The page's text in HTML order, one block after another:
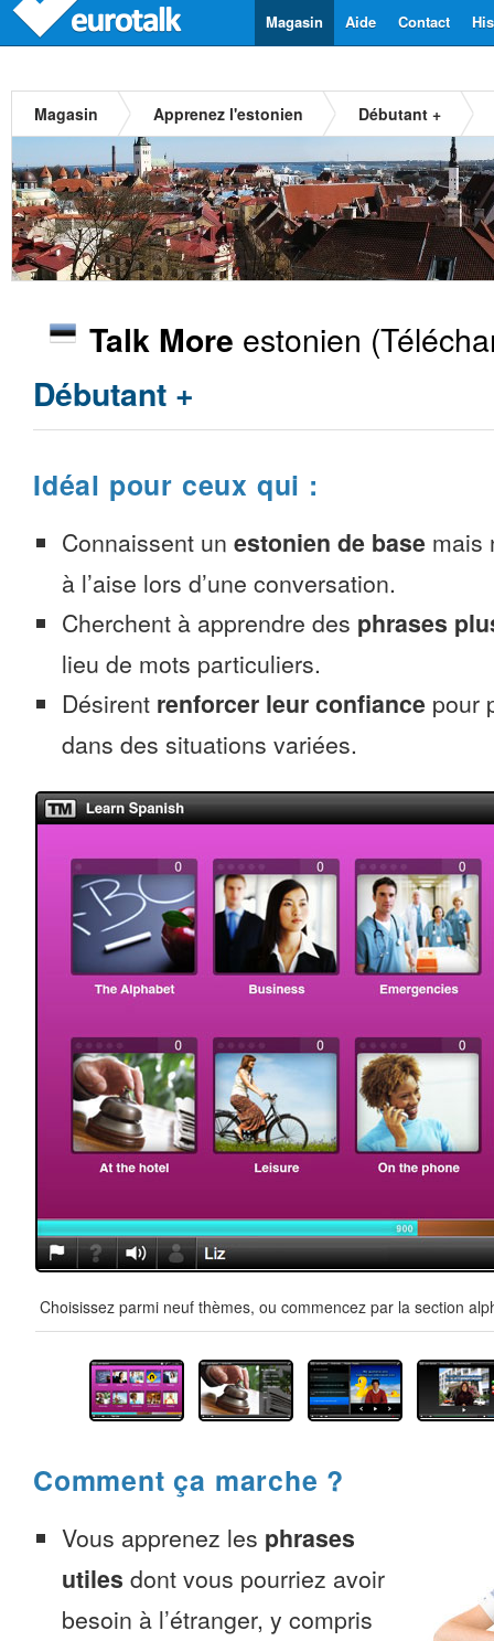
Contact
Aide
Magasin
Magasin Apprenez l'estonien Débutant +
Talk More estonien
Débutant +
Idéal pour ceux qui :
Connaissent un estonien de base mais
à l’aise lors d’une conversation.
Cherchent à apprendre des phrases
lieu de mots particuliers.
Désirent renforcer leur confiance pour
dans des situations variées.
Choisissez parmi neuf thèmes, ou commencez par la section
Comment ça marche ?
Vous apprenez les phrases
utiles dont vous pourriez avoir
besoin à l’étranger, y compris